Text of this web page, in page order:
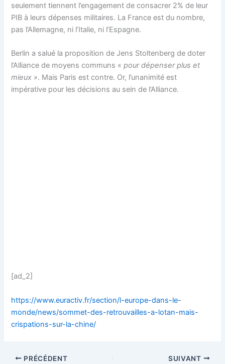
seulement tiennent l’engagement de consacrer 2% de leur
PIB à leurs dépenses militaires. La France est du nombre,
pas l’Allemagne, ni l’Italie, ni l’Espagne.
Berlin a salué la proposition de Jens Stoltenberg de doter
l’Alliance de moyens communs «pour dépenser plus et
mieux ». Mais Paris est contre. Or, l’unanimité est
impérative pour les décisions au sein de l’Alliance.
[ad_2]
https://www.euractiv.fr/section/l-europe-dans-le-
monde/news/sommet-des-retrouvailles-a-lotan-mais-
crispations-sur-la-chine/
PRÉCÉDENT SUIVANT